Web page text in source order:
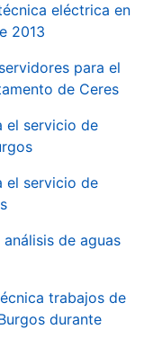
eléctrica en
2013
para el
de Ceres
el servicio de
el servicio de
de aguas
trabajos de
durante